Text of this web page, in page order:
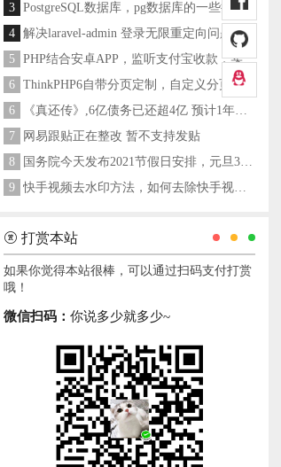
3
PostgreSQL数据库，pg数据库的一些操作命令
4
解决laravel-admin 登录无限重定向问题
5
PHP结合安卓APP，监听支付宝收款，实现个人支付宝支付接口
6
ThinkPHP6自带分页定制，自定义分页类
6
《真还传》,6亿债务已还超4亿 预计1年多之内就能还清
7
网易跟贴正在整改 暂不支持发贴
8
国务院今天发布2021节假日安排，元旦3天，春节7天，劳动节5天
9
快手视频去水印方法，如何去除快手视频水印
打赏本站
如果你觉得本站很棒，可以通过扫码支付打赏
哦！
微信扫码： 你说多少就多少~